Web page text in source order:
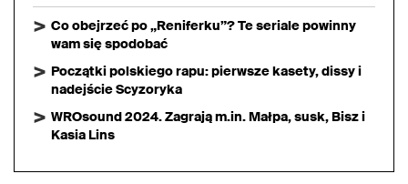
Co obejrzeć po „Reniferku”? Te seriale powinny
wam się spodobać
Początki polskiego rapu: pierwsze kasety, dissy i
nadejście Scyzoryka
WROsound 2024. Zagrają m.in. Małpa, susk, Bisz i
Kasia Lins